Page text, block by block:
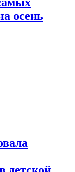
осень
детской